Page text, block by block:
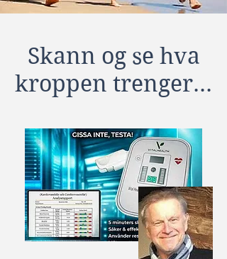
Skann og se hva
kroppen trenger...